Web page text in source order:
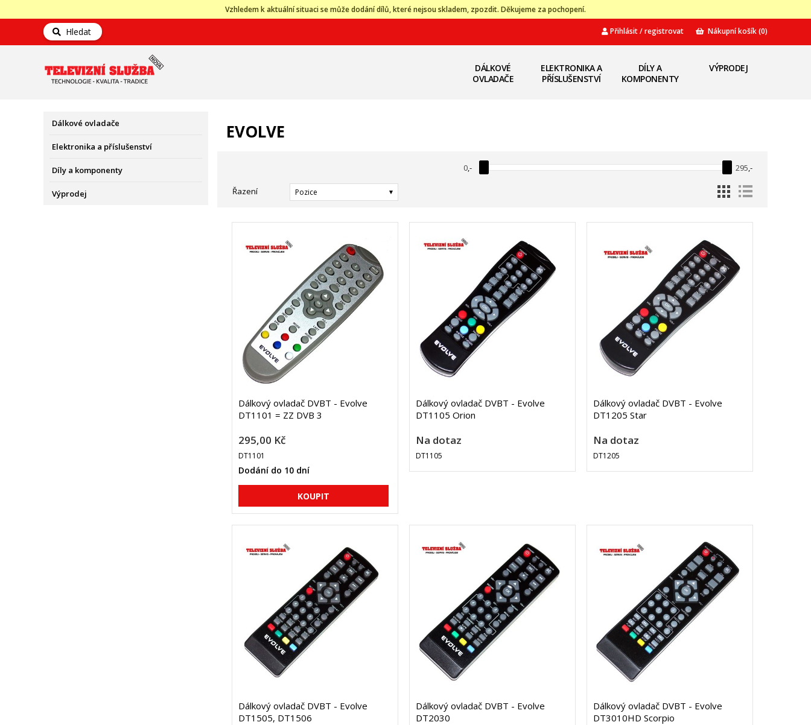
Vzhledem k aktuální situaci se může dodání dílů, které nejsou skladem, zpozdit. Děkujeme za pochopení.
Hledat Přihlásit / registrovat Nákupní košík(0)
DÁLKOVÉ
OVLADAČE
ELEKTRONIKA A
PŘÍSLUŠENSTVÍ
DÍLY A
KOMPONENTY
VÝPRODEJ
Dálkové ovladače
Elektronika a příslušenství
Díly a komponenty
Výprodej
EVOLVE
0,- ,-
295
Řazení Pozice
Dálkový ovladač DVBT - Evolve
DT1101 = ZZ DVB 3
295,00 Kč
DT1101
Dodání do 10 dní
Dálkový ovladač DVBT - Evolve
DT1105 Orion
Na dotaz
DT1105
Dálkový ovladač DVBT - Evolve
DT1205 Star
Na dotaz
DT1205
Dálkový ovladač DVBT - Evolve
DT1505, DT1506
Dálkový ovladač DVBT - Evolve
DT2030
Dálkový ovladač DVBT - Evolve
DT3010HD Scorpio